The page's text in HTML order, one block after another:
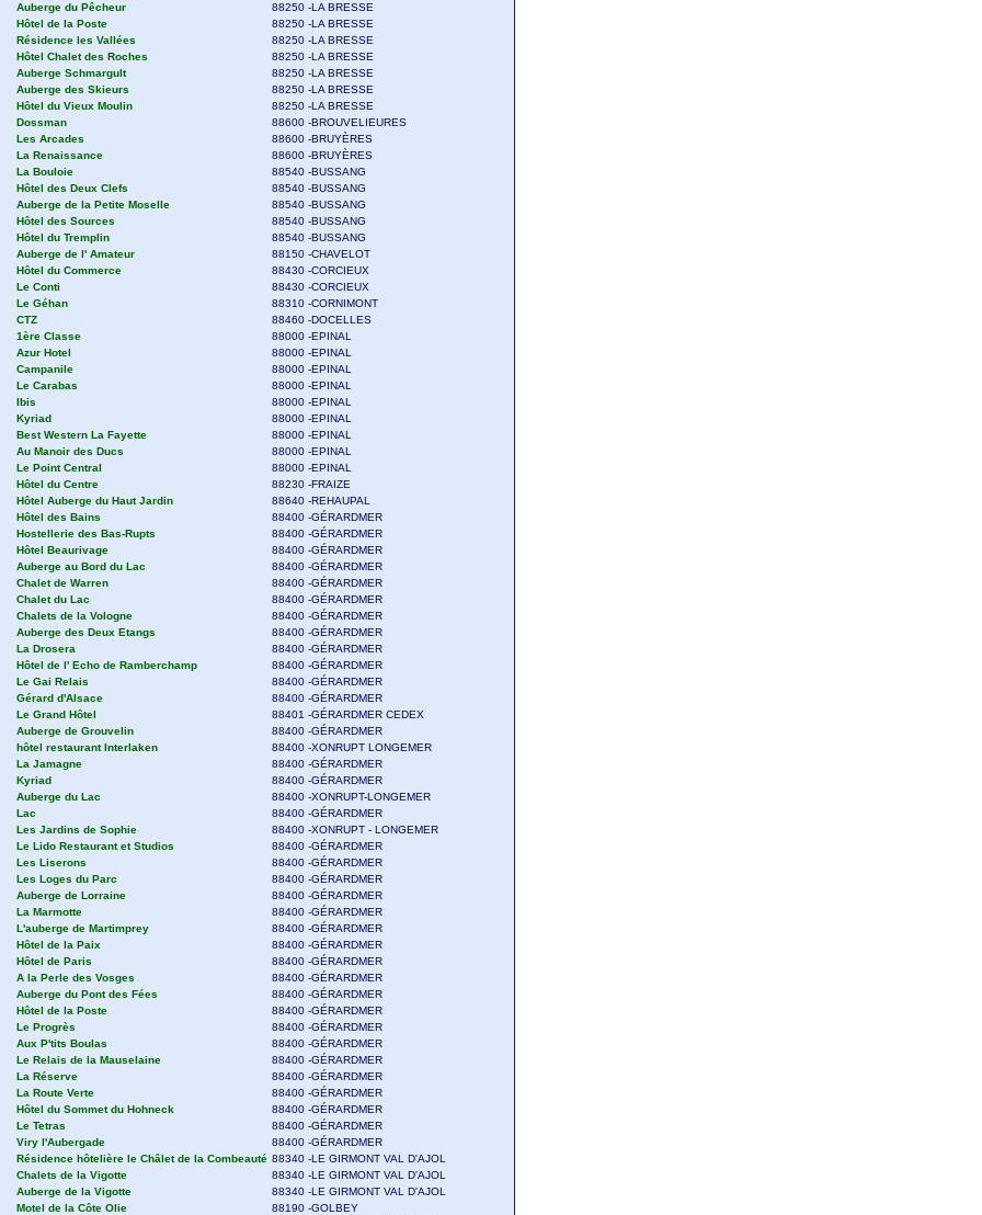
Auberge du Pêcheur
88250 -LA BRESSE
Hôtel de la Poste
88250 -LA BRESSE
Résidence les Vallées
88250 -LA BRESSE
Hôtel Chalet des Roches
88250 -LA BRESSE
Auberge Schmargult
88250 -LA BRESSE
Auberge des Skieurs
88250 -LA BRESSE
Hôtel du Vieux Moulin
88250 -LA BRESSE
Dossman
88600 -BROUVELIEURES
Les Arcades
88600 -BRUYÈRES
La Renaissance
88600 -BRUYÈRES
La Bouloie
88540 -BUSSANG
Hôtel des Deux Clefs
88540 -BUSSANG
Auberge de la Petite Moselle
88540 -BUSSANG
Hôtel des Sources
88540 -BUSSANG
Hôtel du Tremplin
88540 -BUSSANG
Auberge de l' Amateur
88150 -CHAVELOT
Hôtel du Commerce
88430 -CORCIEUX
Le Conti
88430 -CORCIEUX
Le Géhan
88310 -CORNIMONT
CTZ
88460 -DOCELLES
1ère Classe
88000 -EPINAL
Azur Hotel
88000 -EPINAL
Campanile
88000 -EPINAL
Le Carabas
88000 -EPINAL
Ibis
88000 -EPINAL
Kyriad
88000 -EPINAL
Best Western La Fayette
88000 -EPINAL
Au Manoir des Ducs
88000 -EPINAL
Le Point Central
88000 -EPINAL
Hôtel du Centre
88230 -FRAIZE
Hôtel Auberge du Haut Jardin
88640 -REHAUPAL
Hôtel des Bains
88400 -GÉRARDMER
Hostellerie des Bas-Rupts
88400 -GÉRARDMER
Hôtel Beaurivage
88400 -GÉRARDMER
Auberge au Bord du Lac
88400 -GÉRARDMER
Chalet de Warren
88400 -GÉRARDMER
Chalet du Lac
88400 -GÉRARDMER
Chalets de la Vologne
88400 -GÉRARDMER
Auberge des Deux Etangs
88400 -GÉRARDMER
La Drosera
88400 -GÉRARDMER
Hôtel de l' Echo de Ramberchamp
88400 -GÉRARDMER
Le Gai Relais
88400 -GÉRARDMER
Gérard d'Alsace
88400 -GÉRARDMER
Le Grand Hôtel
88401 -GÉRARDMER CEDEX
Auberge de Grouvelin
88400 -GÉRARDMER
hôtel restaurant Interlaken
88400 -XONRUPT LONGEMER
La Jamagne
88400 -GÉRARDMER
Kyriad
88400 -GÉRARDMER
Auberge du Lac
88400 -XONRUPT-LONGEMER
Lac
88400 -GÉRARDMER
Les Jardins de Sophie
88400 -XONRUPT - LONGEMER
Le Lido Restaurant et Studios
88400 -GÉRARDMER
Les Liserons
88400 -GÉRARDMER
Les Loges du Parc
88400 -GÉRARDMER
Auberge de Lorraine
88400 -GÉRARDMER
La Marmotte
88400 -GÉRARDMER
L'auberge de Martimprey
88400 -GÉRARDMER
Hôtel de la Paix
88400 -GÉRARDMER
Hôtel de Paris
88400 -GÉRARDMER
A la Perle des Vosges
88400 -GÉRARDMER
Auberge du Pont des Fées
88400 -GÉRARDMER
Hôtel de la Poste
88400 -GÉRARDMER
Le Progrès
88400 -GÉRARDMER
Aux P'tits Boulas
88400 -GÉRARDMER
Le Relais de la Mauselaine
88400 -GÉRARDMER
La Réserve
88400 -GÉRARDMER
La Route Verte
88400 -GÉRARDMER
Hôtel du Sommet du Hohneck
88400 -GÉRARDMER
Le Tetras
88400 -GÉRARDMER
Viry l'Aubergade
88400 -GÉRARDMER
Résidence hôtelière le Châlet de la Combeauté 88340 -LE GIRMONT VAL D'AJOL
Chalets de la Vigotte
88340 -LE GIRMONT VAL D'AJOL
Auberge de la Vigotte
88340 -LE GIRMONT VAL D'AJOL
Motel de la Côte Olie
88190 -GOLBEY